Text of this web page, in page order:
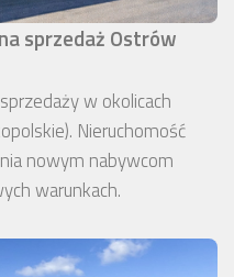
sprzedaż Ostrów
w okolicach
Nieruchomość
nowym nabywcom
warunkach.